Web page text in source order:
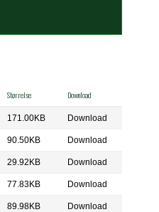
Størrelse Download
171.00KB Download
90.50KB Download
29.92KB Download
77.83KB Download
89.98KB Download